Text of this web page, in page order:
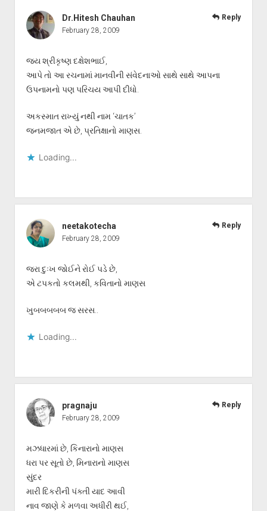
Dr.Hitesh Chauhan
February 28, 2009
જય શ્રીકૃષ્ણ દક્ષેશભાઈ,
આપે તો આ રચનામાં માનવીની સંવેદનાઓ સાથે સાથે આપના
ઉપનામનો પણ પરિચય આપી દીધો.
અકસ્માત રાખ્યું નથી નામ ‘ચાતક’
જનમજાત એ છે, પ્રતિક્ષાનો માણસ.
Loading...
Reply
neetakotecha
February 28, 2009
જરા દુઃખ જોઈને રોઈ પડે છે,
એ ટપકતો કલમથી, કવિતાનો માણસ
ખુબબબબબ જ સરસ..
Loading...
Reply
pragnaju
February 28, 2009
મઝધારમાં છે, કિનારાનો માણસ
ધરા પર સૂતો છે, મિનારાનો માણસ
સુંદર
મારી દિકરીની પંક્તી યાદ આવી
નાવ જાણે કે મળવા અધીરી થઈ,
Reply